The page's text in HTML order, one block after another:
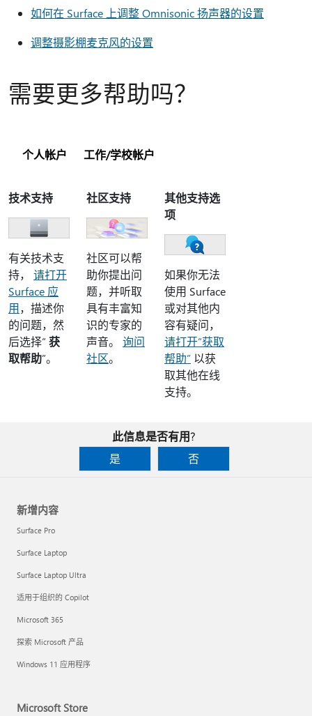
如何在 Surface 上调整 Omnisonic 扬声器的设置
调整摄影棚麦克风的设置
需要更多帮助吗？
个人帐户 工作/学校帐户
技术支持
有关技术支
持， 请打开
Surface 应
用，描述你
的问题，然
后选择“ 获
取帮助”。
社区支持
社区可以帮
助你提出问
题，并听取
具有丰富知
识的专家的
声音。 询问
社区。
其他支持选
项
如果你无法
使用 Surface
或对其他内
容有疑问，
请打开“获取
帮助” 以获
取其他在线
支持。
此信息是否有用?
是
否
新增内容
Surface Pro
Surface Laptop
Surface Laptop Ultra
适用于组织的 Copilot
Microsoft 365
探索 Microsoft 产品
Windows 11 应用程序
Microsoft Store